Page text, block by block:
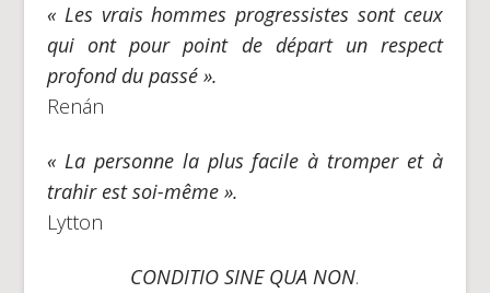
« Les vrais hommes progressistes sont ceux
qui ont pour point de départ un respect
profond du passé ».
Renán
« La personne la plus facile à tromper et à
trahir est soi-même ».
Lytton
CONDITIO SINE QUA NON.